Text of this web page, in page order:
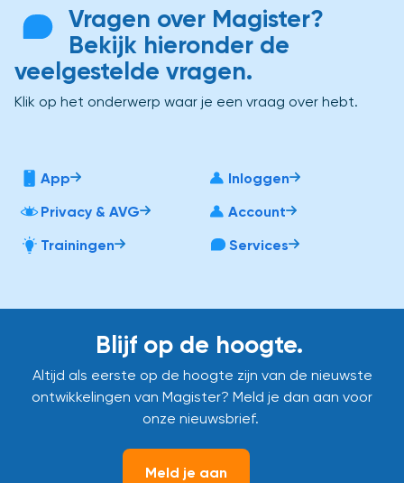
Vragen over Magister?
Bekijk hieronder de
veelgestelde vragen.
Klik op het onderwerp waar je een vraag over hebt.
App
Inloggen
Privacy & AVG
Account
Trainingen
Services
Blijf op de hoogte.
Altijd als eerste op de hoogte zijn van de nieuwste
ontwikkelingen van Magister? Meld je dan aan voor
onze nieuwsbrief.
Meld je aan